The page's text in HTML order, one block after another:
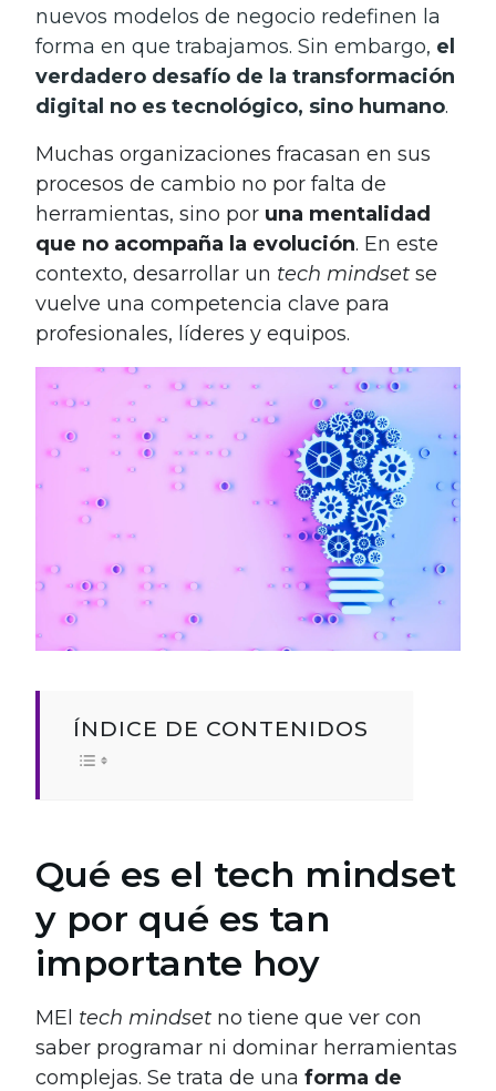
nuevos modelos de negocio redefinen la
forma en que trabajamos. Sin embargo, el
verdadero desafío de la transformación
digital no es tecnológico, sino humano.
Muchas organizaciones fracasan en sus
procesos de cambio no por falta de
herramientas, sino por una mentalidad
que no acompaña la evolución. En este
contexto, desarrollar un tech mindset se
vuelve una competencia clave para
profesionales, líderes y equipos.
ÍNDICE DE CONTENIDOS
Qué es el tech mindset
y por qué es tan
importante hoy
MEl tech mindset no tiene que ver con
saber programar ni dominar herramientas
complejas. Se trata de una forma de